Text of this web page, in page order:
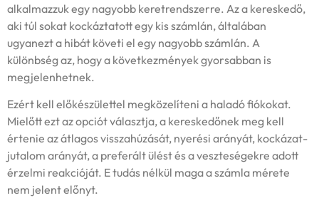
alkalmazzuk egy nagyobb keretrendszerre. Az a kereskedő,
aki túl sokat kockáztatott egy kis számlán, általában
ugyanezt a hibát követi el egy nagyobb számlán. A
különbség az, hogy a következmények gyorsabban is
megjelenhetnek.
Ezért kell előkészülettel megközelíteni a haladó fiókokat.
Mielőtt ezt az opciót választja, a kereskedőnek meg kell
értenie az átlagos visszahúzását, nyerési arányát, kockázat-
jutalom arányát, a preferált ülést és a veszteségekre adott
érzelmi reakcióját. E tudás nélkül maga a számla mérete
nem jelent előnyt.